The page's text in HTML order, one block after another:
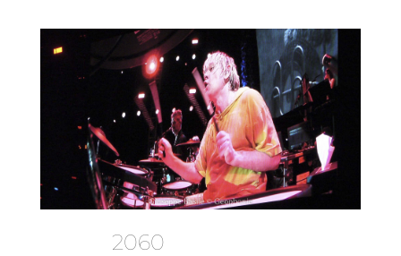
2060